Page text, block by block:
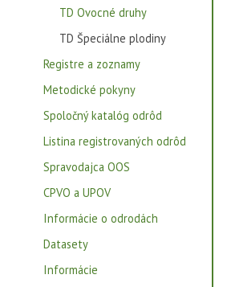
TD Ovocné druhy
TD Špeciálne plodiny
Registre a zoznamy
Metodické pokyny
Spoločný katalóg odrôd
Listina registrovaných odrôd
Spravodajca OOS
CPVO a UPOV
Informácie o odrodách
Datasety
Informácie